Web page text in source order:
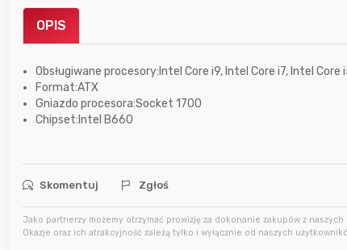
OPIS
Obsługiwane procesory:Intel Core i9, Intel Core i7, Intel
Format:ATX
Gniazdo procesora:Socket 1700
Chipset:Intel B660
Skomentuj Zgłoś
Jako partnerzy możemy otrzymać prowizję za dokonanie zakupów z
Okazje oraz ich atrakcyjność zależą tylko i wyłącznie od naszych
3 godziny temu
4 godziny temu Rozmaryn